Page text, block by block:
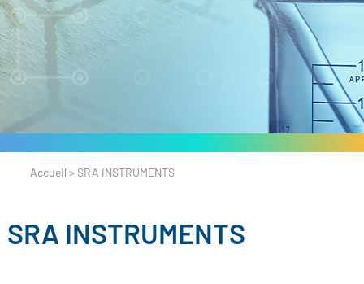
Accueil > SRA INSTRUMENTS
SRA INSTRUMENTS